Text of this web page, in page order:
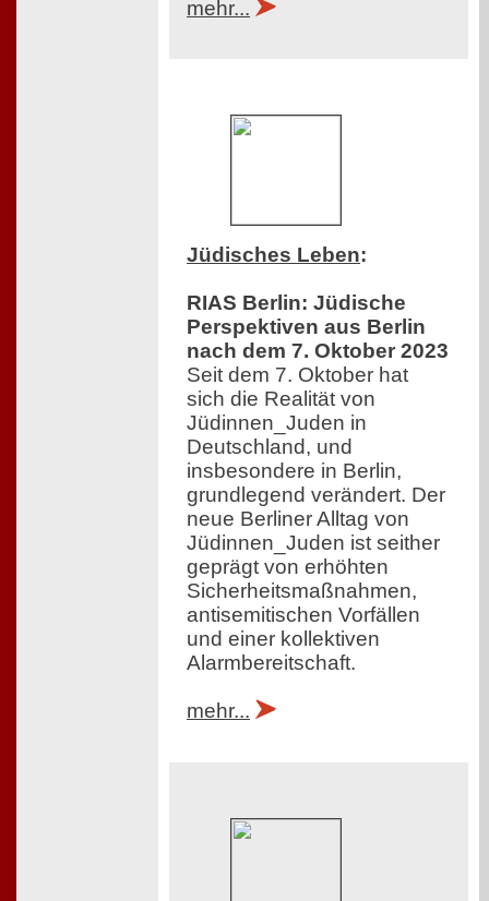
mehr...
Jüdisches Leben:
RIAS Berlin: Jüdische
Perspektiven aus Berlin
nach dem 7. Oktober 2023
Seit dem 7. Oktober hat
sich die Realität von
Jüdinnen_Juden in
Deutschland, und
insbesondere in Berlin,
grundlegend verändert. Der
neue Berliner Alltag von
Jüdinnen_Juden ist seither
geprägt von erhöhten
Sicherheitsmaßnahmen,
antisemitischen Vorfällen
und einer kollektiven
Alarmbereitschaft.
mehr...